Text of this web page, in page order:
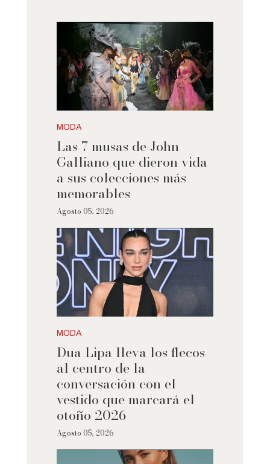
MODA
Las 7 musas de John
Galliano que dieron vida
a sus colecciones más
memorables
Agosto 05, 2026
MODA
Dua Lipa lleva los flecos
al centro de la
conversación con el
vestido que marcará el
otoño 2026
Agosto 05, 2026